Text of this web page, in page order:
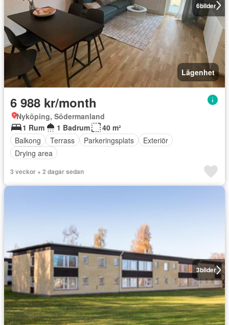
6bilder
Lägenhet
6 988 kr/month
Nyköping, Södermanland
1 Rum
1 Badrum
40 m²
Balkong
Terrass Parkeringsplats
Exteriör
Drying area
3 veckor + 2 dagar sedan
3bilder